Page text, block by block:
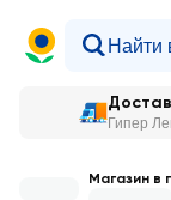
Гипер
Магазин в